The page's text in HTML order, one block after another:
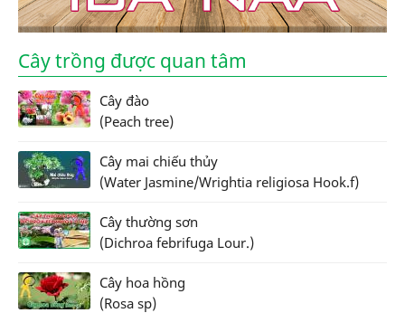
Cây trồng được quan tâm
Cây đào
(Peach tree)
Cây mai chiếu thủy
(Water Jasmine/Wrightia religiosa Hook.f)
Cây thường sơn
(Dichroa febrifuga Lour.)
Cây hoa hồng
(Rosa sp)